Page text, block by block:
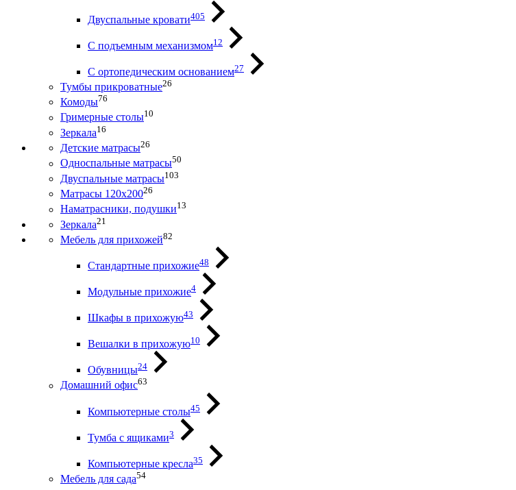
Двуспальные кровати405
С подъемным механизмом12
С ортопедическим основанием27
Тумбы прикроватные26
Комоды76
Гримерные столы10
Зеркала16
Детские матрасы26
Односпальные матрасы50
Двуспальные матрасы103
Матрасы 120х20026
Наматрасники, подушки13
Зеркала21
Мебель для прихожей82
Стандартные прихожие48
Модульные прихожие4
Шкафы в прихожую43
Вешалки в прихожую10
Обувницы24
Домашний офис63
Компьютерные столы45
Тумба с ящиками3
Компьютерные кресла35
Мебель для сада54